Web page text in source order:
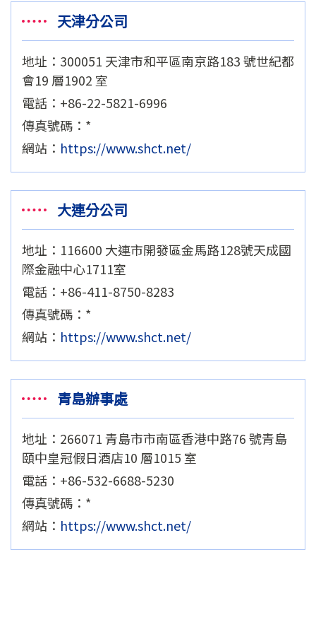
天津分公司
地址：300051 天津市和平區南京路183 號世紀都
會19 層1902 室
電話：+86-22-5821-6996
傳真號碼：*
網站： https://www.shct.net/
大連分公司
地址：116600 大連市開發區金馬路128號天成國
際金融中心1711室
電話：+86-411-8750-8283
傳真號碼：*
網站： https://www.shct.net/
青島辦事處
地址：266071 青島市市南區香港中路76 號青島
頤中皇冠假日酒店10 層1015 室
電話：+86-532-6688-5230
傳真號碼：*
網站： https://www.shct.net/